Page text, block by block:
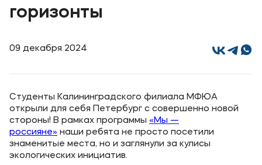
Карьера
Уровни образования
горизонты
09 декабря 2024
Студенты Калининградского филиала МФЮА
открыли для себя Петербург с совершенно новой
стороны! В рамках программы «Мы —
россияне» наши ребята не просто посетили
знаменитые места, но и заглянули за кулисы
экологических инициатив.